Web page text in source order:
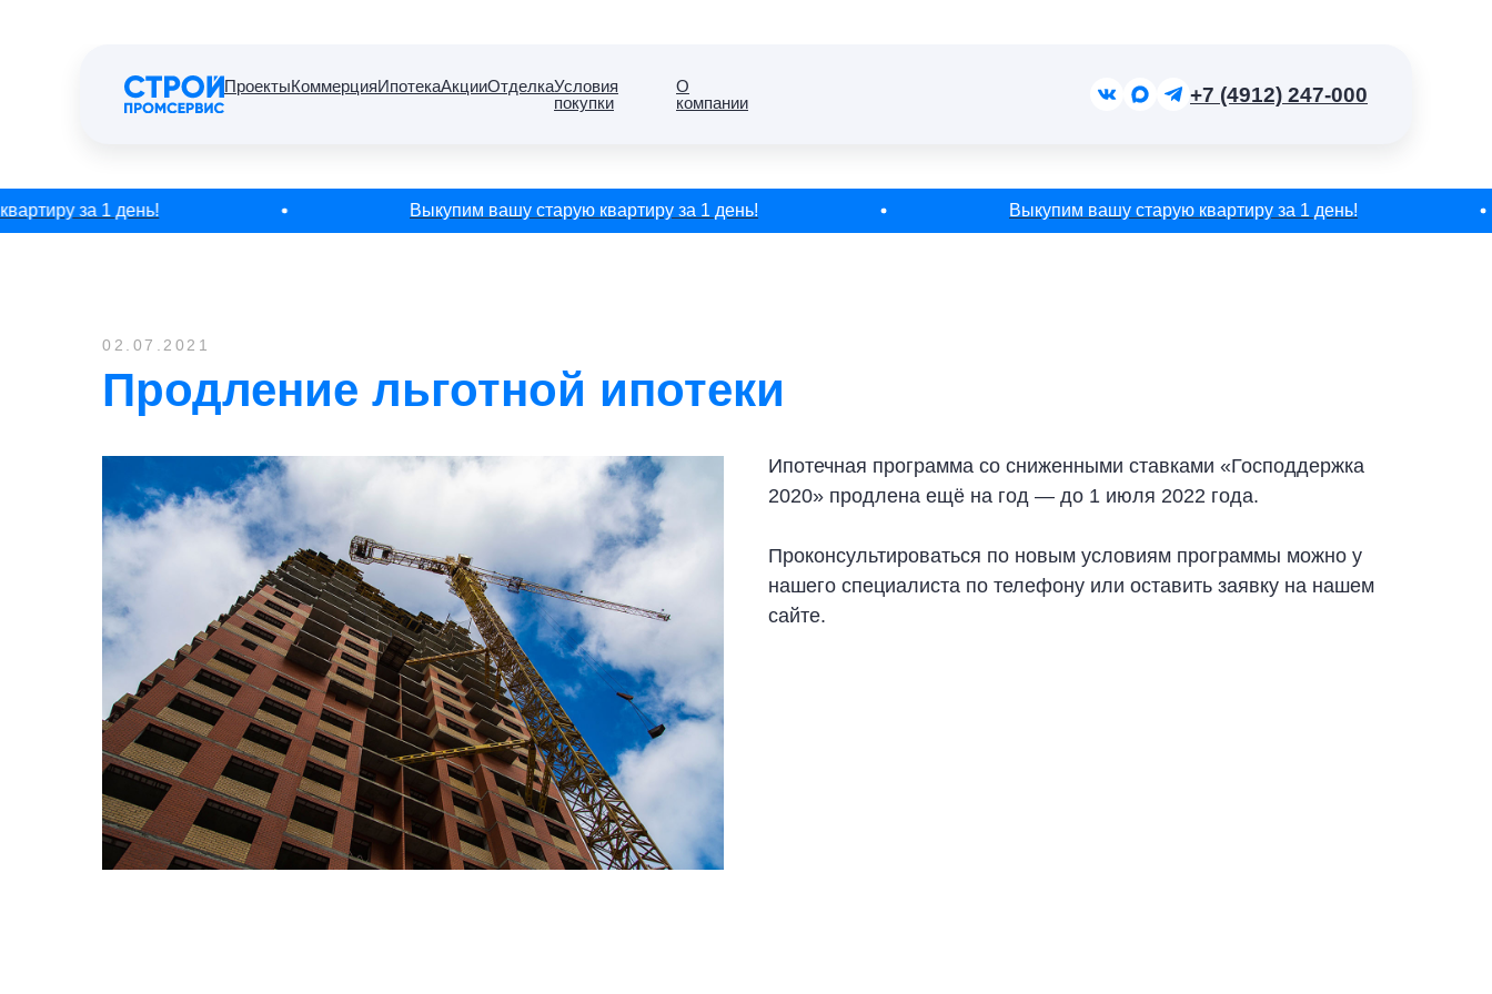
ПроектыКоммерцияИпотекаАкцииОтделкаУсловия
покупки
О
компании
+7 (4912) 247-000
за 1 день! Выкупим вашу старую квартиру за 1 день! Выкупим вашу старую квартиру за 1 день!
02.07.2021
Продление льготной ипотеки
Ипотечная программа со сниженными ставками «Господдержка
2020» продлена ещё на год — до 1 июля 2022 года.
Проконсультироваться по новым условиям программы можно у
нашего специалиста по телефону или оставить заявку на нашем
сайте.